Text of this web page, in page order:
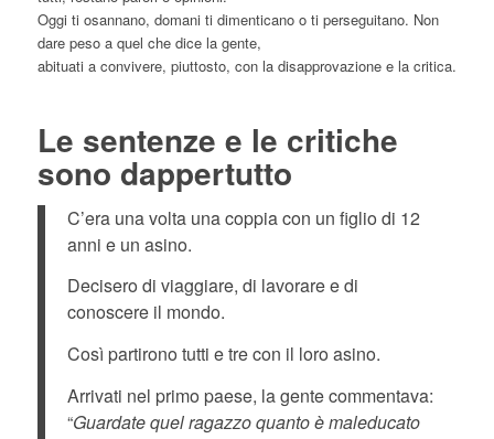
Oggi ti osannano, domani ti dimenticano o ti perseguitano. Non
dare peso a quel che dice la gente,
abituati a convivere, piuttosto, con la disapprovazione e la critica.
Le sentenze e le critiche
sono dappertutto
C’era una volta una coppia con un figlio di 12
anni e un asino.
Decisero di viaggiare, di lavorare e di
conoscere il mondo.
Così partirono tutti e tre con il loro asino.
Arrivati nel primo paese, la gente commentava:
“Guardate quel ragazzo quanto è maleducato